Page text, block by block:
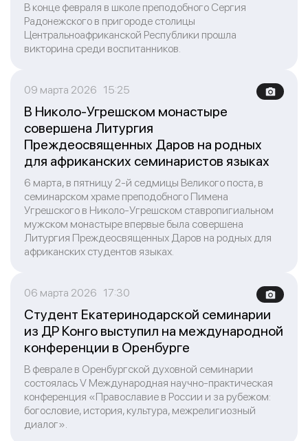
В конце февраля в школе преподобного Сергия
Радонежского в пригороде столицы
Центральноафриканской Республики прошла
викторина среди воспитанников.
09 марта 2026 15:25
В Николо-Угрешском монастыре
совершена Литургия
Преждеосвященных Даров на родных
для африканских семинаристов языках
6 марта, в пятницу 2-й седмицы Великого поста, в
семинарском храме преподобного Пимена
Угрешского в Николо-Угрешском ставропигиальном
мужском монастыре впервые была совершена
Литургия Преждеосвященных Даров на родных для
африканских студентов языках.
06 марта 2026 17:30
Студент Екатеринодарской семинарии
из ДР Конго выступил на международной
конференции в Оренбурге
В феврале в Оренбургской духовной семинарии
состоялась V Международная научно-практическая
конференция «Православие в России и за рубежом:
богословие, история, культура, межрелигиозный
диалог».